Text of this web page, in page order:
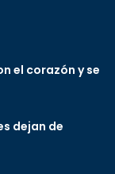
el corazón y se
dejan de